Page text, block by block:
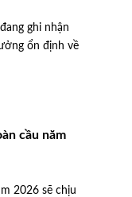
ghi nhận
ổn định về
cầu năm
2026 sẽ chịu